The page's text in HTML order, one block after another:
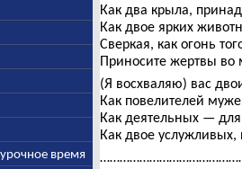
время
Как два крыла,
Как двое ярких
Сверкая, как огонь
Приносите жертвы во
(Я восхваляю) вас
Как повелителей
Как деятельных —
Как двое